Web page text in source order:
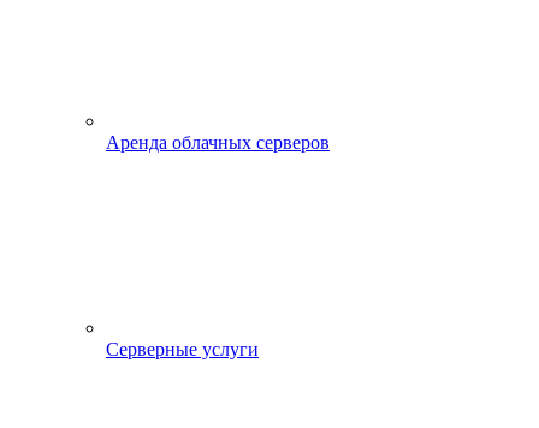
Аренда облачных серверов
Серверные услуги